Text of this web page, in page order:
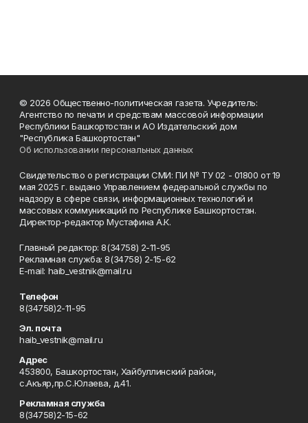
© 2026 Общественно-политическая газета. Учредитель:
Агентство по печати и средствам массовой информации
Республики Башкортостан и АО Издательский дом
"Республика Башкортостан"
Об использовании персональных данных
Свидетельство о регистрации СМИ: ПИ № ТУ 02 - 01800 от 19
мая 2025 г. выдано Управлением федеральной службы по
надзору в сфере связи, информационных технологий и
массовых коммуникаций по Республике Башкортостан.
Директор-редактор Мустафина А.К.
Главный редактор: 8(34758) 2-11-95
Рекламная служба: 8(34758) 2-15-62
Е-mаil: haib_vestnik@mail.ru
Телефон
8(34758)2-11-95
Эл. почта
haib_vestnik@mail.ru
Адрес
453800, Башкортостан, Хайбуллинский район,
с.Акъяр,пр.С.Юлаева, д.41.
Рекламная служба
8(34758)2-15-62